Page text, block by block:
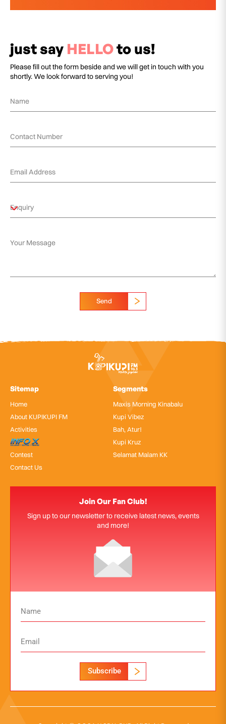
just say HELLOto us!
Please fill out the form beside and we will get in touch with you
shortly. We look forward to serving you!
Send
Sitemap
Home
About KUPIKUPI FM
Activities
InfoX
Contest
Contact Us
Segments
Maxis Morning Kinabalu
Kupi Vibez
Bah, Atur!
Kupi Kruz
Selamat Malam KK
Join Our Fan Club!
Sign up to our newsletter to receive latest news, events
and more!
Subscribe